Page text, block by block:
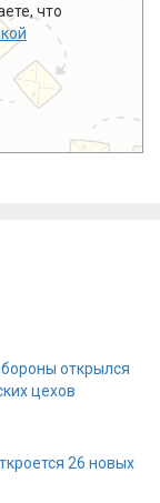
что
открылся
цехов
26 новых